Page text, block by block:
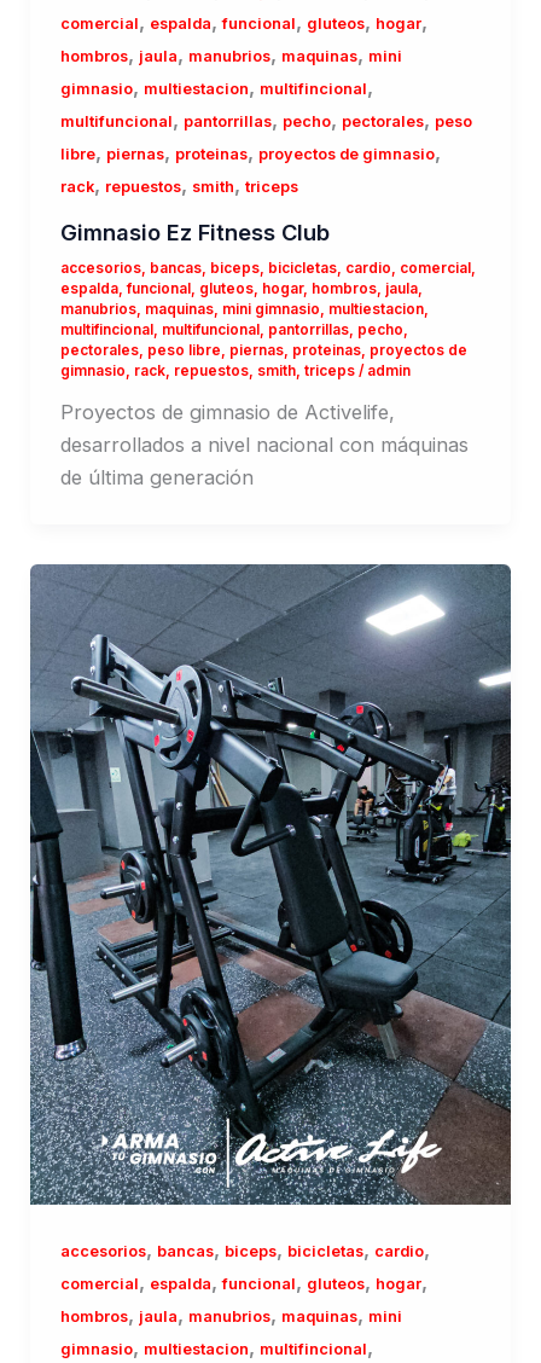
comercial, espalda,funcional, gluteos, hogar,
hombros, jaula, manubrios, maquinas, mini
gimnasio, multiestacion, multifincional,
multifuncional, pantorrillas, pecho, pectorales, peso
libre, piernas, proteinas, proyectos de gimnasio,
rack, repuestos, smith, triceps
Gimnasio Ez Fitness Club
accesorios, bancas, biceps, bicicletas, cardio, comercial ,
espalda,funcional , gluteos, hogar, hombros, jaula,
manubrios, maquinas, mini gimnasio, multiestacion,
multifincional , multifuncional , pantorrillas, pecho,
pectorales, peso libre, piernas, proteinas, proyectos de
gimnasio, rack, repuestos, smith, triceps/ admin
Proyectos de gimnasio de Activelife,
desarrollados a nivel nacional con máquinas
de última generación
accesorios, bancas, biceps, bicicletas, cardio,
comercial, espalda,funcional, gluteos, hogar,
hombros, jaula, manubrios, maquinas, mini
gimnasio, multiestacion, multifincional,